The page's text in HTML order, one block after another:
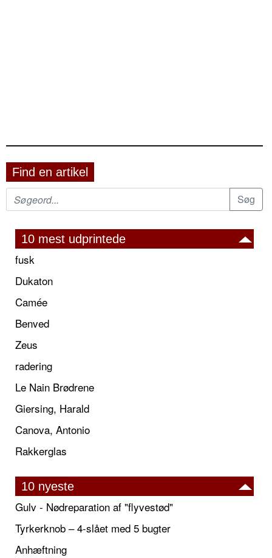
Find en artikel
10 mest udprintede
fusk
Dukaton
Camée
Benved
Zeus
radering
Le Nain Brødrene
Giersing, Harald
Canova, Antonio
Rakkerglas
10 nyeste
Gulv - Nødreparation af "flyvestød"
Tyrkerknob – 4-slået med 5 bugter
Anhæftning